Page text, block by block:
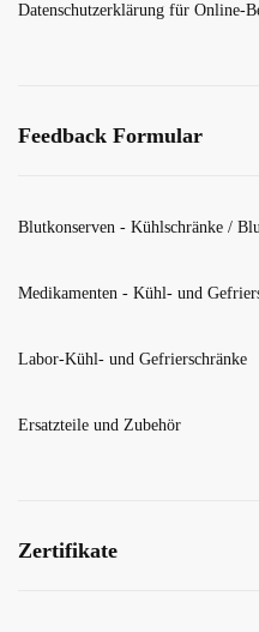
Datenschutzerklärung für Online-
Feedback Formular
Blutkonserven - Kühlschränke /
Medikamenten - Kühl- und
Labor-Kühl- und Gefrierschränke
Ersatzteile und Zubehör
Zertifikate